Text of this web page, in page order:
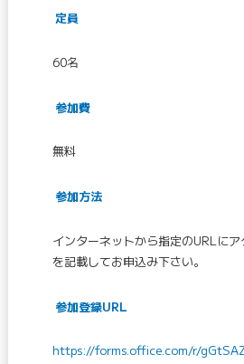
定員
60名
参加費
無料
参加方法
インターネットから指定のURLに
を記載してお申込み下さい。
参加登録URL
https://forms.office.com/r/